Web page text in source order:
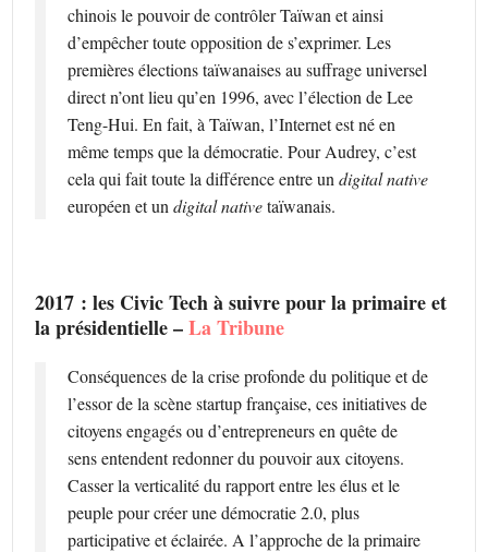
chinois le pouvoir de contrôler Taïwan et ainsi
d’empêcher toute opposition de s’exprimer. Les
premières élections taïwanaises au suffrage universel
direct n’ont lieu qu’en 1996, avec l’élection de Lee
Teng-Hui. En fait, à Taïwan, l’Internet est né en
même temps que la démocratie. Pour Audrey, c’est
cela qui fait toute la différence entre undigital native
européen et undigital nativetaïwanais.
2017 : les Civic Tech à suivre pour la primaire et
la présidentielle –La Tribune
Conséquences de la crise profonde du politique et de
l’essor de la scène startup française, ces initiatives de
citoyens engagés ou d’entrepreneurs en quête de
sens entendent redonner du pouvoir aux citoyens.
Casser la verticalité du rapport entre les élus et le
peuple pour créer une démocratie 2.0, plus
participative et éclairée. A l’approche de la primaire